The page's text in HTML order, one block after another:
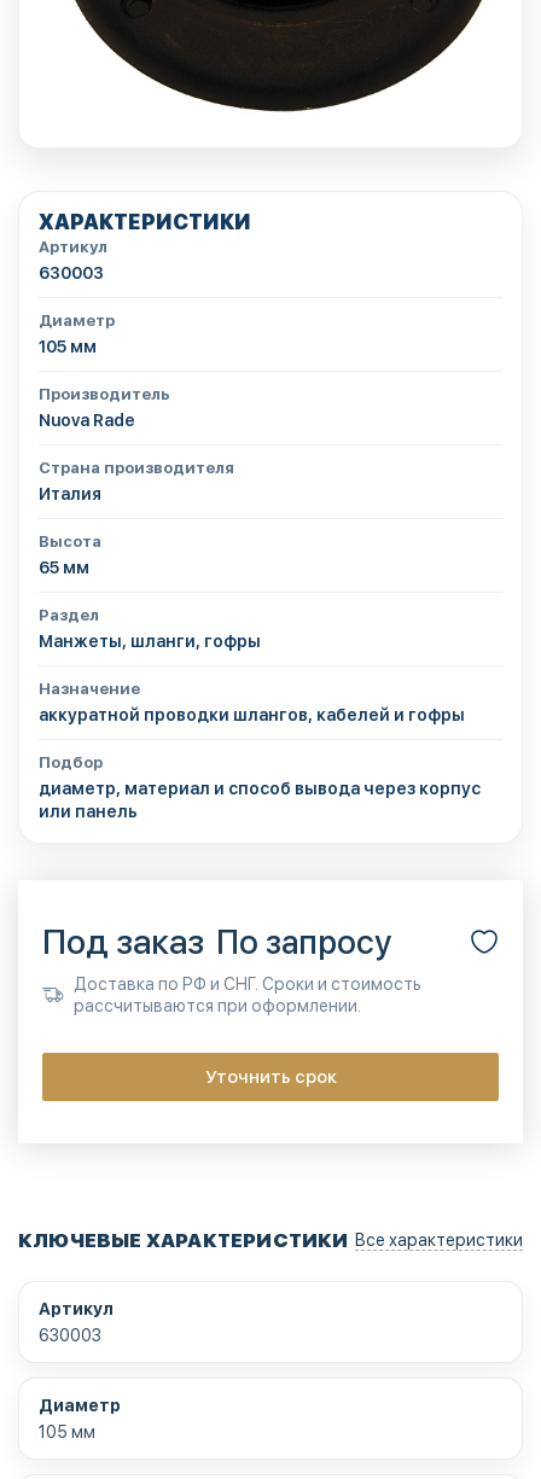
ХАРАКТЕРИСТИКИ
Артикул
630003
Диаметр
105 мм
Производитель
Nuova Rade
Страна производителя
Италия
Высота
65 мм
Раздел
Манжеты, шланги, гофры
Назначение
аккуратной проводки шлангов, кабелей и гофры
Подбор
диаметр, материал и способ вывода через корпус
или панель
Под заказ По запросу
Доставка по РФ и СНГ. Сроки и стоимость
рассчитываются при оформлении.
Уточнить срок
КЛЮЧЕВЫЕ ХАРАКТЕРИСТИКИ Все характеристики
Артикул
630003
Диаметр
105 мм